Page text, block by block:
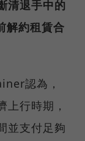
清退手中的
解約租賃合
認為，
行時期，
並支付足夠